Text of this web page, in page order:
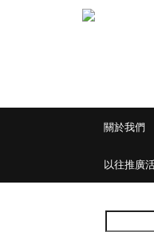
關於我們
以往推廣